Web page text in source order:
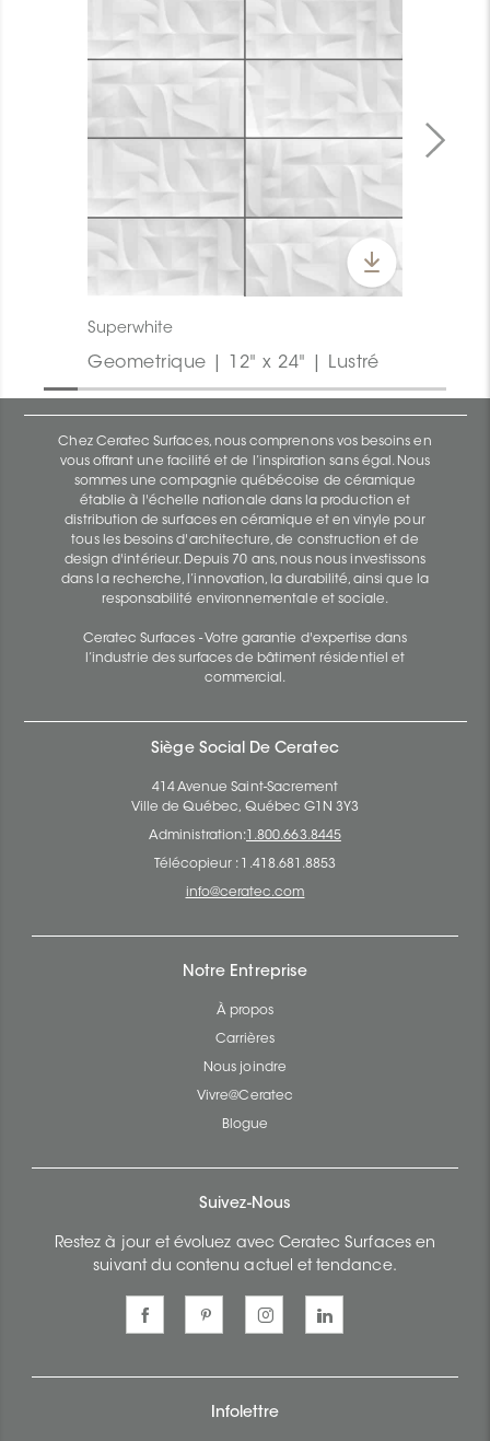
Superwhite
Geometrique | 12" x 24" | Lustré
Chez Ceratec Surfaces, nous comprenons vos besoins en
vous offrant une facilité et de l’inspiration sans égal. Nous
sommes une compagnie québécoise de céramique
établie à l'échelle nationale dans la production et
distribution de surfaces en céramique et en vinyle pour
tous les besoins d'architecture, de construction et de
design d'intérieur. Depuis 70 ans, nous nous investissons
dans la recherche, l’innovation, la durabilité, ainsi que la
responsabilité environnementale et sociale.
Ceratec Surfaces - Votre garantie d'expertise dans
l’industrie des surfaces de bâtiment résidentiel et
commercial.
Siège Social De Ceratec
414 Avenue Saint-Sacrement
Ville de Québec, Québec G1N 3Y3
Administration: 1.800.663.8445
Télécopieur : 1.418.681.8853
info@ceratec.com
Notre Entreprise
À propos
Carrières
Nous joindre
Vivre@Ceratec
Blogue
Suivez-Nous
Restez à jour et évoluez avec Ceratec Surfaces en
suivant du contenu actuel et tendance.
Infolettre